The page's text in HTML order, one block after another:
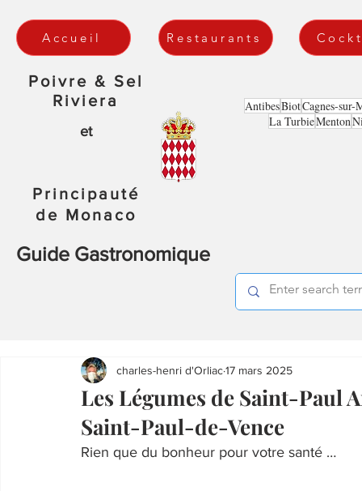
Accueil Restaurants
Poivre & Sel
Riviera
et
Principauté
de Monaco
Guide Gastronomique
AntibesBiotCagnes-sur-
La TurbieMenton
Les Légumes de Saint-Paul
Saint-Paul-de-Vence
charles-henri d'Orliac17 mars 2025
Rien que du bonheur pour votre santé …